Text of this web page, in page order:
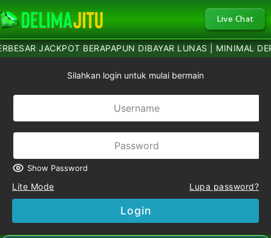
Live Chat
JACKPOT BERAPAPUN DIBAYAR LUNAS | MINIMAL
Silahkan login untuk mulai bermain
Show Password
Lite Mode Lupa password?
Login